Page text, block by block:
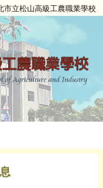
市立松山高級工農職業學校